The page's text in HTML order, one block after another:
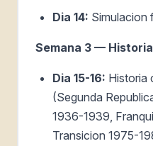
Dia 14: Simulacion
Semana 3 —
Dia 15-16: Historia
(Segunda
1936-1939,
Transicion 1975-